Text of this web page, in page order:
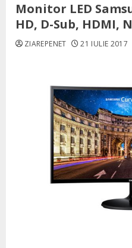
Monitor LED
HD, D-Sub, HDMI,
ZIAREPENET 21 IULIE 2017